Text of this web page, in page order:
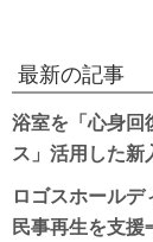
最新の記事
浴室を「心身回
ス」活用した新
ロゴスホール
民事再生を支援